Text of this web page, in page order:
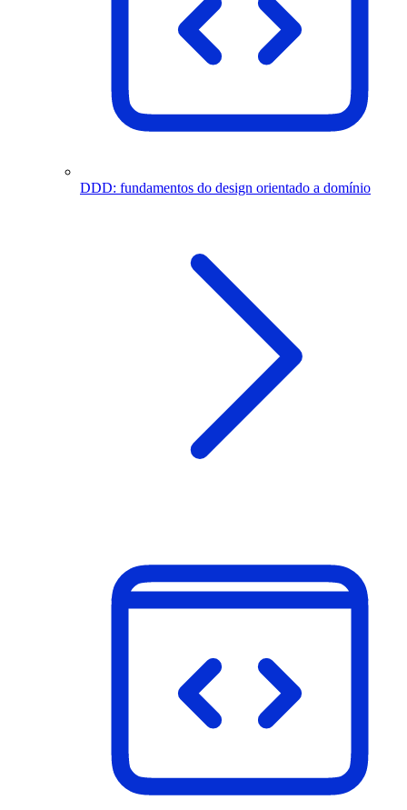
DDD: fundamentos do design orientado a domínio